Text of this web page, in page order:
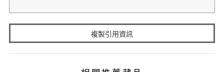
複製引用資訊